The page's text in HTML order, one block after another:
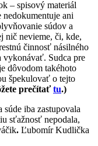
– spisový materiál
nedokumentuje ani
súdov a
nič nevieme, či, kde,
činnosť násilného
vykonávať. Sudca pre
dôvodom takéhoto
špekulovať o tejto
prečítaťtu.)
iba zastupovala
sťažnosť nepodala,
. Ľubomír Kudlička